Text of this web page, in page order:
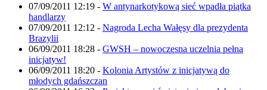
07/09/2011 12:19 - W antynarkotykową sieć wpadła piątka
handlarzy
07/09/2011 12:12 - Nagroda Lecha Wałęsy dla prezydenta
Brazylii
06/09/2011 18:28 - GWSH – nowoczesna uczelnia pełna
inicjatyw!
06/09/2011 18:20 - Kolonia Artystów z inicjatywą do
młodych gdańszczan